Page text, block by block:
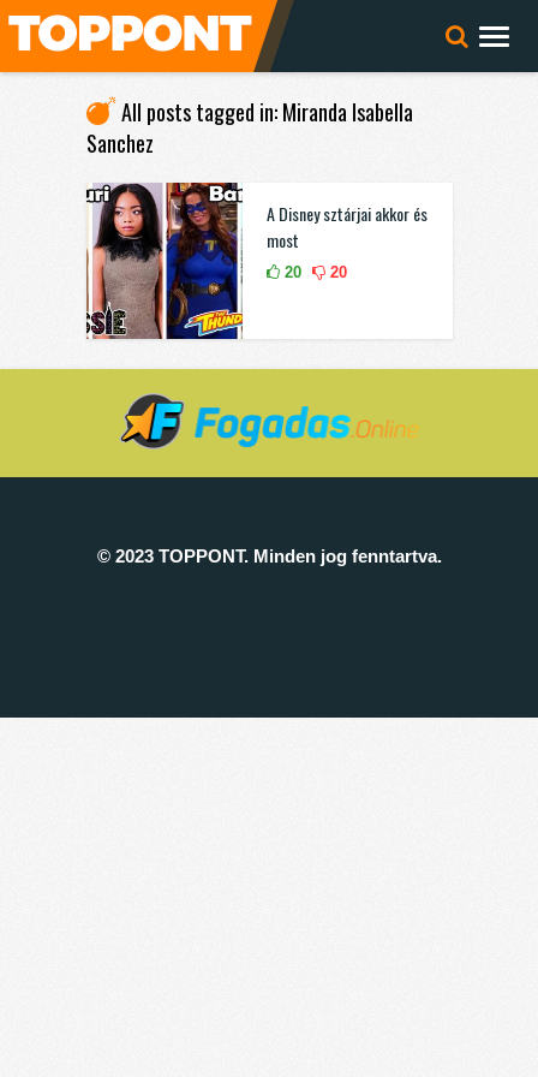
All posts tagged in: Miranda Isabella
Sanchez
A Disney sztárjai akkor és
most
20 20
© 2023 TOPPONT. Minden jog fenntartva.